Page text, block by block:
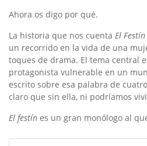
Ahora os digo por qué.
La historia que nos cuenta El Festín
un recorrido en la vida de una
toques de drama. El tema central
protagonista vulnerable en un
escrito sobre esa palabra de
claro que sin ella, ni podríamos
El festín es un gran monólogo al